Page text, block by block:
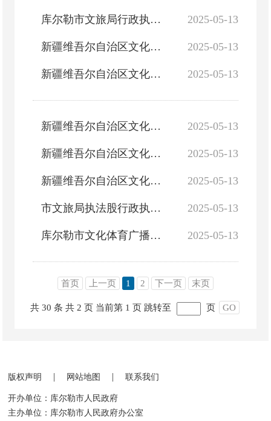
2025-05-13
库尔勒市文旅局行政执法事项清单（498项 行政许可和行政处罚与州局一致）
2025-05-13
新疆维吾尔自治区文化市场综合执法行政处罚裁量基准（旅游）
2025-05-13
新疆维吾尔自治区文化市场综合执法行政处罚裁量基准（电影广播电视）
2025-05-13
新疆维吾尔自治区文化市场综合执法行政处罚裁量基准（互联网娱乐营业场所）
2025-05-13
新疆维吾尔自治区文化市场综合执法行政处罚裁量基准（出版物）
2025-05-13
新疆维吾尔自治区文化市场综合执法行政处罚裁量基准（文物、艺术考级、艺术品经营）
2025-05-13
市文旅局执法股行政执法人员资格信息
2025-05-13
库尔勒市文化体育广播电视和旅游局行政主体资格
首页 上一页 1 2 下一页 末页
共 30 条 共 2 页 当前第 1 页 跳转至 页 GO
版权声明 | 网站地图 | 联系我们
开办单位：库尔勒市人民政府
主办单位：库尔勒市人民政府办公室